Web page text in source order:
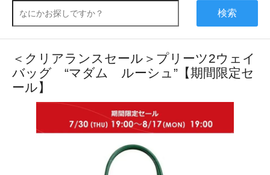
検索
＜クリアランスセール＞プリーツ2ウェイ
バッグ “マダム ルーシュ”【期間限定セ
ール】